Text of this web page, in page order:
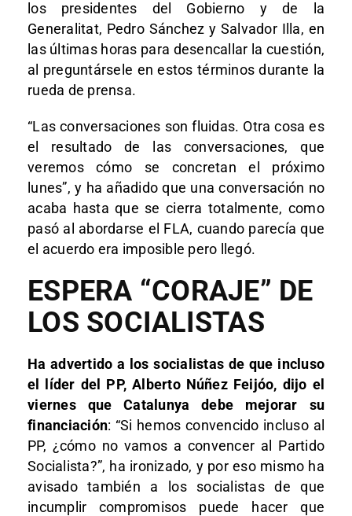
los presidentes del Gobierno y de la
Generalitat, Pedro Sánchez y Salvador Illa, en
las últimas horas para desencallar la cuestión,
al preguntársele en estos términos durante la
rueda de prensa.
“Las conversaciones son fluidas. Otra cosa es
el resultado de las conversaciones, que
veremos cómo se concretan el próximo
lunes”, y ha añadido que una conversación no
acaba hasta que se cierra totalmente, como
pasó al abordarse el FLA, cuando parecía que
el acuerdo era imposible pero llegó.
ESPERA “CORAJE” DE
LOS SOCIALISTAS
Ha advertido a los socialistas de que incluso
el líder del PP, Alberto Núñez Feijóo, dijo el
viernes que Catalunya debe mejorar su
financiación: “Si hemos convencido incluso al
PP, ¿cómo no vamos a convencer al Partido
Socialista?”, ha ironizado, y por eso mismo ha
avisado también a los socialistas de que
incumplir compromisos puede hacer que